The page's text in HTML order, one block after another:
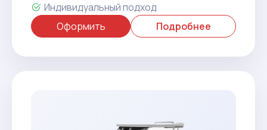
Индивидуальный подход
Оформить
Подробнее